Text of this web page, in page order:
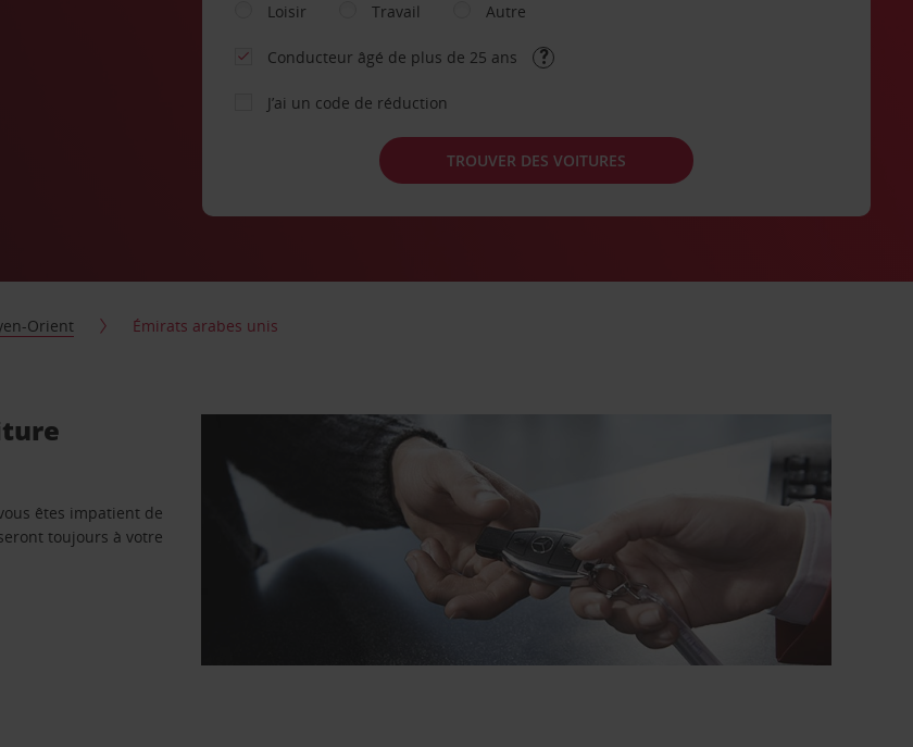
Loisir
Travail Autre
Conducteur âgé de plus de 25 ans
J’ai un code de réduction
TROUVER DES VOITURES
Orient Émirats arabes unis
êtes impatient de
toujours à votre